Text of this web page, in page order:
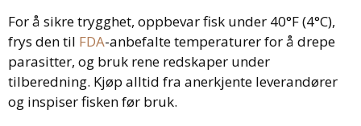
For å sikre trygghet, oppbevar fisk under 40°F (4°C),
frys den til FDA-anbefalte temperaturer for å drepe
parasitter, og bruk rene redskaper under
tilberedning. Kjøp alltid fra anerkjente leverandører
og inspiser fisken før bruk.